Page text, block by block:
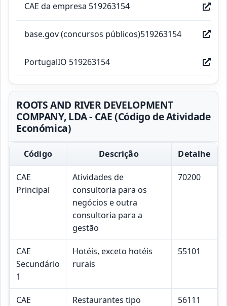
CAE da empresa 519263154
base.gov (concursos públicos)519263154
PortugalIO 519263154
ROOTS AND RIVER DEVELOPMENT
COMPANY, LDA - CAE (Código de Atividade
Económica)
Código Descrição Detalhe
CAE
Principal
Atividades de
consultoria para os
negócios e outra
consultoria para a
gestão
70200
CAE
Secundário
1
Hotéis, exceto hotéis
rurais
55101
CAE
Restaurantes tipo
56111